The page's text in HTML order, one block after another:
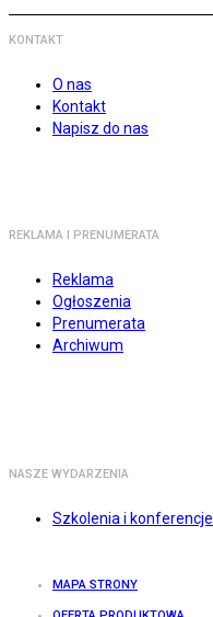
KONTAKT
O nas
Kontakt
Napisz do nas
REKLAMA I PRENUMERATA
Reklama
Ogłoszenia
Prenumerata
Archiwum
NASZE WYDARZENIA
Szkolenia i konferencje
MAPA STRONY